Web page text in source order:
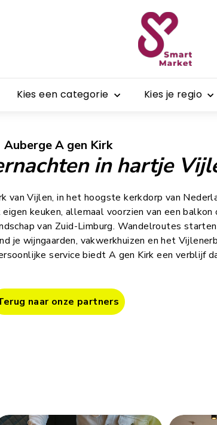
S
m
a
r
t
M
e
Kies een categorie Kies je regio
Auberge A gen Kirk
in hartje
van Vijlen, in het hoogste kerkdorp van
keuken, allemaal voorzien van een balkon
van Zuid-Limburg. Wandelroutes
je wijngaarden, vakwerkhuizen en het
service biedt A gen Kirk een verblijf
naar onze partners